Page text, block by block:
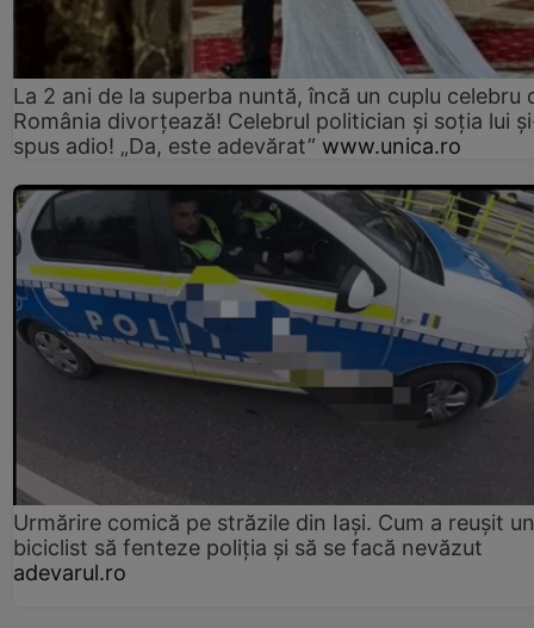
La 2 ani de la superba nuntă, încă un cuplu celebru
România divorțează! Celebrul politician și soția lui
spus adio! „Da, este adevărat” www.unica.ro
Urmărire comică pe străzile din Iași. Cum a reușit un
biciclist să fenteze poliția și să se facă nevăzut
adevarul.ro